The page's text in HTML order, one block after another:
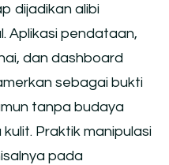
dijadikan alibi
Aplikasi pendataan,
dan dashboard
sebagai bukti
tanpa budaya
Praktik manipulasi
pada